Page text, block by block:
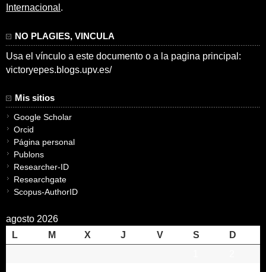
Internacional .
NO PLAGIES, VINCULA
Usa el vínculo a este documento o a la pagina principal:
victoryepes.blogs.upv.es/
Mis sitios
Google Scholar
Orcid
Página personal
Publons
Researcher-ID
Researchgate
Scopus-AuthorID
agosto 2026
L
M X J V S
D